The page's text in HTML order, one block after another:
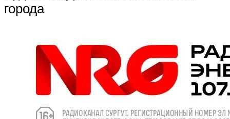
города